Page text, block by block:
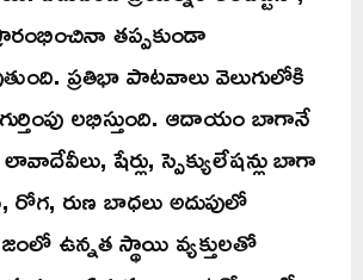
తప్పకుండా
ప్రతిభా పాటవాలు వెలుగులోకి
లభిస్తుంది. ఆదాయం బాగానే
షేర్లు, స్పెక్యులేషన్లు బాగా
రుణ బాధలు అదుపులో
ఉన్నత స్థాయి వ్యక్తులతో